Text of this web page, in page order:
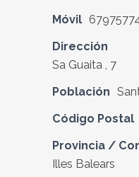
Móvil
Dirección
Sa Guaita , 7
Población
Código Postal
Provincia /
Illes Balears